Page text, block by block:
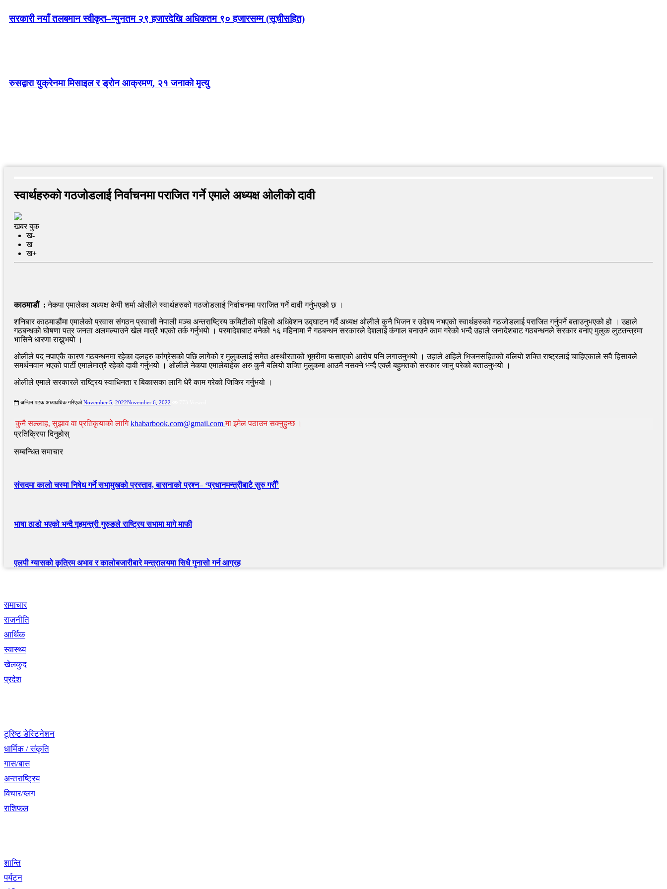
सरकारी नयाँ तलबमान स्वीकृत–न्युनतम २९ हजारदेखि अधिकतम ९० हजारसम्म (सूचीसहित)
रुसद्वारा युक्रेनमा मिसाइल र ड्रोन आक्रमण, २१ जनाको मृत्यु
स्वार्थहरुको गठजोडलाई निर्वाचनमा पराजित गर्ने एमाले अध्यक्ष ओलीको दावी
खबर बुक
ख-
ख
ख+
काठमाडौं : नेकपा एमालेका अध्यक्ष केपी शर्मा ओलीले स्वार्थहरुको गठजोडलाई निर्वाचनमा पराजित गर्ने दावी गर्नुभएको छ ।
शनिबार काठमाडौंमा एमालेको प्रवास संगठन प्रवासी नेपाली मञ्च अन्तराष्ट्रिय कमिटीको पहिलो अधिवेशन उद्घाटन गर्दै अध्यक्ष ओलीले कुनै भिजन र उदेश्य नभएको स्वार्थहरुको गठजोडलाई पराजित गर्नुपर्ने बताउनुभएको हो । उहाले
गठबन्धको घोषणा पत्र जनता अलमल्याउने खेल मात्रै भएको तर्क गर्नुभयो । परमादेशबाट बनेको १६ महिनामा नै गठबन्धन सरकारले देशलाई कंगाल बनाउने काम गरेको भन्दै उहाले जनादेशबाट गठबन्धनले सरकार बनाए मुलुक लुटतन्त्रमा
भासिने धारणा राख्नुभयो ।
ओलीले पद नपाएकै कारण गठबन्धनमा रहेका दलहरु कांग्रेसको पछि लागेको र मुलुकलाई समेत अस्थीरताको भूमरीमा फसाएको आरोप पनि लगाउनुभयो । उहाले अहिले भिजनसहितको बलियो शक्ति राष्ट्रलाई चाहिएकाले सवै हिसावले
समर्थनवान भएको पार्टी एमालेमात्रै रहेको दावी गर्नुभयो । ओलीले नेकपा एमालेबाहेक अरु कुनै बलियो शक्ति मुलुकमा आउनै नसक्ने भन्दै एक्लै बहुमतको सरकार जानु परेको बताउनुभयो ।
ओलीले एमाले सरकारले राष्ट्रिय स्वाधिनता र बिकासका लागि धेरै काम गरेको जिकिर गर्नुभयो ।
अन्तिम पटक अध्यावधिक गरिएको November 5, 2022November 6, 2022
कुनै सल्लाह, सुझाव वा प्रतिकृयाको लागिkhabarbook.com@gmail.comमा इमेल पठाउन सक्नुहुन्छ ।
प्रतिक्रिया दिनुहोस्
सम्बन्धित समाचार
संसदमा कालो चस्मा निषेध गर्ने सभामुखको प्रस्ताव, बासनाको प्रश्न– ‘प्रधानमन्त्रीबाटै सुरु गरौँ’
भाषा ठाडो भएको भन्दै गृहमन्त्री गुरुङले राष्ट्रिय सभामा मागे माफी
एलपी ग्यासको कृत्रिम अभाव र कालोबजारीबारे मन्त्रालयमा सिधै गुनासो गर्न आग्रह
समाचार
राजनीति
आर्थिक
स्वास्थ्य
खेलकुद
प्रदेश
टूरिष्ट डेस्टिनेशन
धार्मिक / संकृति
गास/बास
अन्तराष्ट्रिय
विचार/ब्लग
राशिफल
शान्ति
पर्यटन